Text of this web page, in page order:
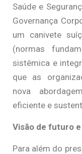
Saúde e
Governança
um canivete
(normas
sistêmica e
que as
nova
eficiente e
Visão de futuro
Para além do